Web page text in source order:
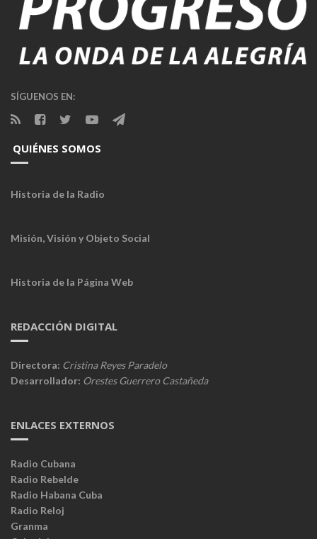
SÍGUENOS EN:
QUIÉNES SOMOS
Historia de la Radio
Misión, Visión y Objeto Social
Historia de la Página Web
REDACCIÓN DIGITAL
Directora: Cristina Reyes Paradelo
Desarrollador: Orestes Guerrero Castañeda
ENLACES EXTERNOS
Radio Cubana
Radio Rebelde
Radio Habana Cuba
Radio Reloj
Granma